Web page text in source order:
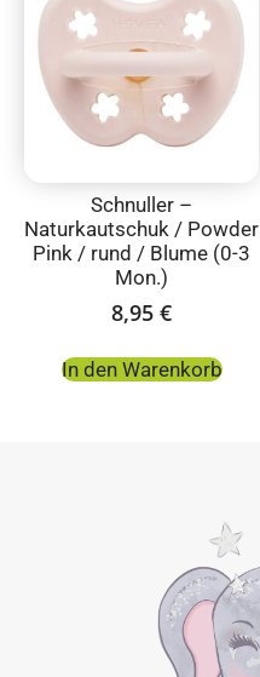
Schnuller –
Naturkautschuk / Powder
Pink / rund / Blume (0-3
Mon.)
8,95 €
In den Warenkorb